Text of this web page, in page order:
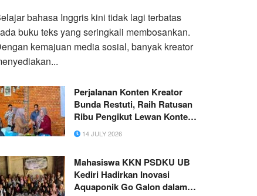
bahasa Inggris kini tidak lagi terbatas
buku teks yang seringkali membosankan.
kemajuan media sosial, banyak kreator
Perjalanan Konten Kreator
Bunda Restuti, Raih Ratusan
Ribu Pengikut Lewan Konten
Konsultasi
14 JULY 2026
Mahasiswa KKN PSDKU UB
Kediri Hadirkan Inovasi
Aquaponik Go Galon dalam